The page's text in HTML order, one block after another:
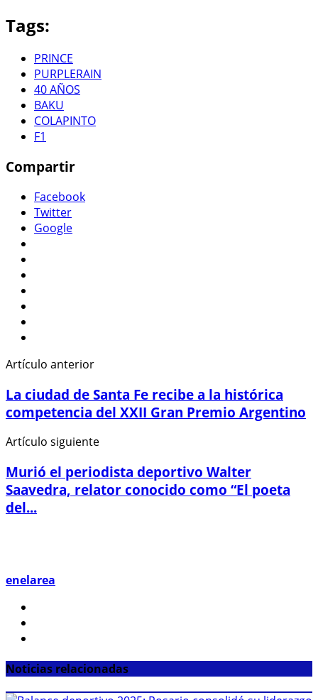
Tags:
PRINCE
PURPLERAIN
40 AÑOS
BAKU
COLAPINTO
F1
Compartir
Facebook
Twitter
Google
Artículo anterior
La ciudad de Santa Fe recibe a la histórica
competencia del XXII Gran Premio Argentino
Artículo siguiente
Murió el periodista deportivo Walter
Saavedra, relator conocido como “El poeta
del...
enelarea
Noticias relacionadas